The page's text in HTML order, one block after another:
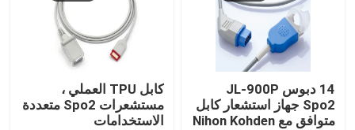
كابل محول IBP
محول طاقة IBP يمكن التخلص منه14 دبوس JL-900P
Spo2 جهاز استشعار كابل
متوافق مع Nihon Kohden
كابل TPU العملي ،
مستشعرات Spo2 متعددة
الاستخدامات